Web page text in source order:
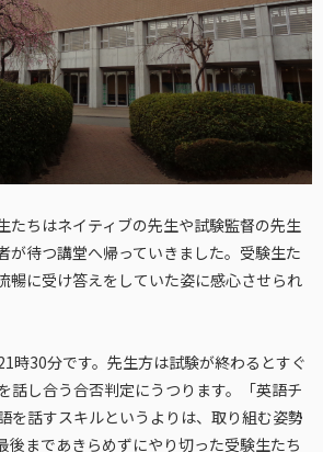
たちはネイティブの先生や試験監督の先生
が待つ講堂へ帰っていきました。受験生た
暢に受け答えをしていた姿に感心させられ
時30分です。先生方は試験が終わるとすぐ
話し合う合否判定にうつります。「英語チ
を話すスキルというよりは、取り組む姿勢
後まであきらめずにやり切った受験生たち